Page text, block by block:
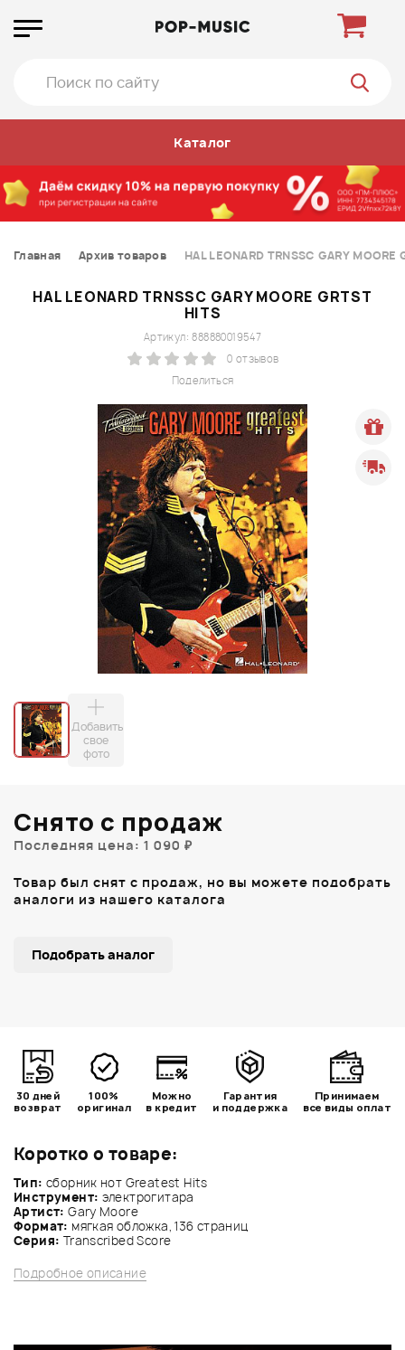
Каталог
Главная Архив товаров HAL LEONARD TRNSSC GARY MOORE
HAL LEONARD TRNSSC GARY MOORE GRTST
HITS
Поделиться
Артикул: 888880019547
0 отзывов
Добавить
свое
фото
Коротко о товаре:
Тип: сборник нот Greatest Hits
Инструмент: электрогитара
Артист:Gary Moore
Формат: мягкая обложка, 136 страниц
Серия: Transcribed Score
Подробное описание
Снято с продаж
Последняя цена: 1 090 ₽
Товар был снят с продаж, но вы можете подобрать
аналоги из нашего каталога
Подобрать аналог
30 дней
возврат
100%
оригинал
Можно
в кредит
Гарантия
и поддержка
Принимаем
все виды оплат